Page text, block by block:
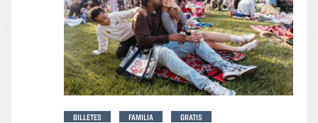
BILLETES FAMILIA
GRATIS